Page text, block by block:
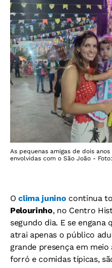
As pequenas amigas de dois
envolvidas com o São João -
Oclima junino continua
Pelourinho, no Centro
segundo dia. E se engana
atrai apenas o público
grande presença em
forró e comidas típicas,